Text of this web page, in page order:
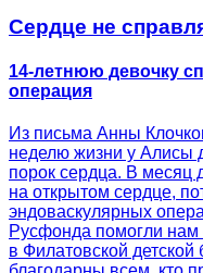
Сердце не
14-летнюю девочку
операция
Из письма Анны
неделю жизни у Алисы
порок сердца. В месяц
на открытом сердце,
эндоваскулярных
Русфонда помогли нам
в Филатовской